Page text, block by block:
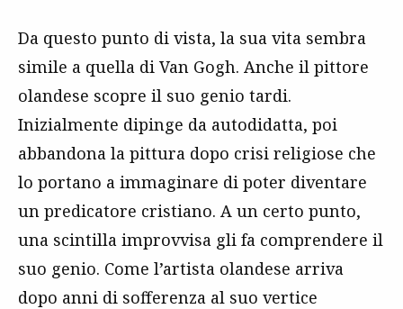
Da questo punto di vista, la sua vita sembra
simile a quella di Van Gogh. Anche il pittore
olandese scopre il suo genio tardi.
Inizialmente dipinge da autodidatta, poi
abbandona la pittura dopo crisi religiose che
lo portano a immaginare di poter diventare
un predicatore cristiano. A un certo punto,
una scintilla improvvisa gli fa comprendere il
suo genio. Come l’artista olandese arriva
dopo anni di sofferenza al suo vertice